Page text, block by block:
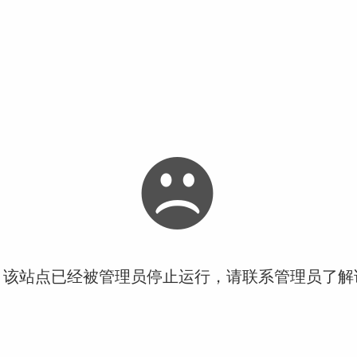
站点已经被管理员停止运行，请联系管理员了